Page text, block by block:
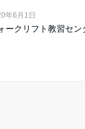
年6月1日
ークリフト教習セ